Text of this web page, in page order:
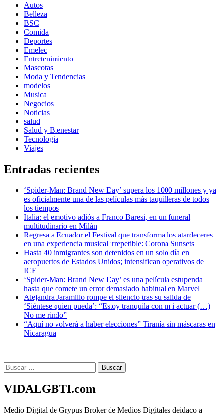
Autos
Belleza
BSC
Comida
Deportes
Emelec
Entretenimiento
Mascotas
Moda y Tendencias
modelos
Musica
Negocios
Noticias
salud
Salud y Bienestar
Tecnologia
Viajes
Entradas recientes
‘Spider-Man: Brand New Day’ supera los 1000 millones y ya
es oficialmente una de las películas más taquilleras de todos
los tiempos
Italia: el emotivo adiós a Franco Baresi, en un funeral
multitudinario en Milán
Regresa a Ecuador el Festival que transforma los atardeceres
en una experiencia musical irrepetible: Corona Sunsets
Hasta 40 inmigrantes son detenidos en un solo día en
aeropuertos de Estados Unidos; intensifican operativos de
ICE
‘Spider-Man: Brand New Day’ es una película estupenda
hasta que comete un error demasiado habitual en Marvel
​Alejandra Jaramillo rompe el silencio tras su salida de
‘Siéntese quien pueda’: “Estoy tranquila con m i actuar (…)
No me rindo”
“Aquí no volverá a haber elecciones” Tiranía sin máscaras en
Nicaragua
Buscar:
VIDALGBTI.com
Medio Digital de Grypus Broker de Medios Digitales deidaco a